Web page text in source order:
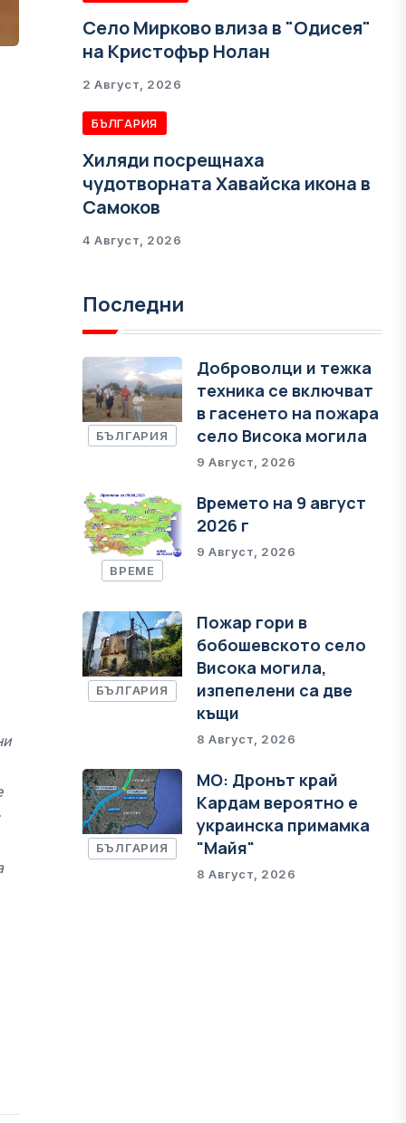
Село Мирково влиза в "Одисея"
на Кристофър Нолан
2 Август, 2026
БЪЛГАРИЯ
Хиляди посрещнаха
чудотворната Хавайска икона в
Самоков
4 Август, 2026
Последни
БЪЛГАРИЯ
Доброволци и тежка
техника се включват
в гасенето на пожара
село Висока могила
9 Август, 2026
ВРЕМЕ
Времето на 9 август
2026 г
9 Август, 2026
БЪЛГАРИЯ
Пожар гори в
бобошевското село
Висока могила,
изпепелени са две
къщи
8 Август, 2026
БЪЛГАРИЯ
МО: Дронът край
Кардам вероятно е
украинска примамка
"Майя"
8 Август, 2026